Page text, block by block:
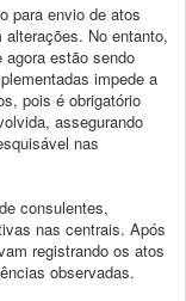
para envio de atos
alterações. No entanto,
estão sendo
impede a
pois é obrigatório
assegurando
nas
consulentes,
nas centrais. Após
registrando os atos
observadas.